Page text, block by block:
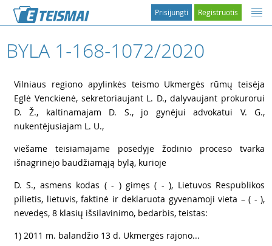
Registruotis
Prisijungti
BYLA 1-168-1072/2020
Vilniaus regiono apylinkės teismo Ukmergės rūmų teisėja
Eglė Venckienė, sekretoriaujant L. D., dalyvaujant prokurorui
D. Ž., kaltinamajam D. S., jo gynėjui advokatui V. G.,
nukentėjusiajam L. U.,
viešame teisiamajame posėdyje žodinio proceso tvarka
išnagrinėjo baudžiamąją bylą, kurioje
D. S., asmens kodas ( - ) gimęs ( - ), Lietuvos Respublikos
pilietis, lietuvis, faktinė ir deklaruota gyvenamoji vieta – ( - ),
nevedęs, 8 klasių išsilavinimo, bedarbis, teistas:
1) 2011 m. balandžio 13 d. Ukmergės rajono...